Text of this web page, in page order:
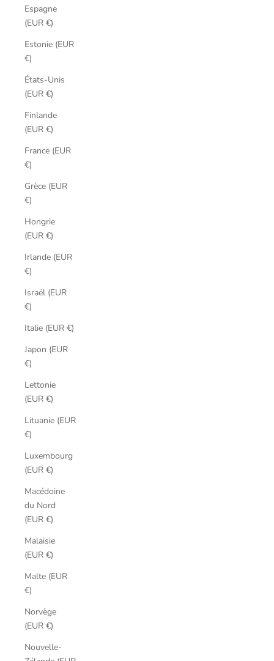
Espagne
(EUR €)
Estonie (EUR
€)
États-Unis
(EUR €)
Finlande
(EUR €)
France (EUR
€)
Grèce (EUR
€)
Hongrie
(EUR €)
Irlande (EUR
€)
Israël (EUR
€)
Italie (EUR €)
Japon (EUR
€)
Lettonie
(EUR €)
Lituanie (EUR
€)
Luxembourg
(EUR €)
Macédoine
du Nord
(EUR €)
Malaisie
(EUR €)
Malte (EUR
€)
Norvège
(EUR €)
Nouvelle-